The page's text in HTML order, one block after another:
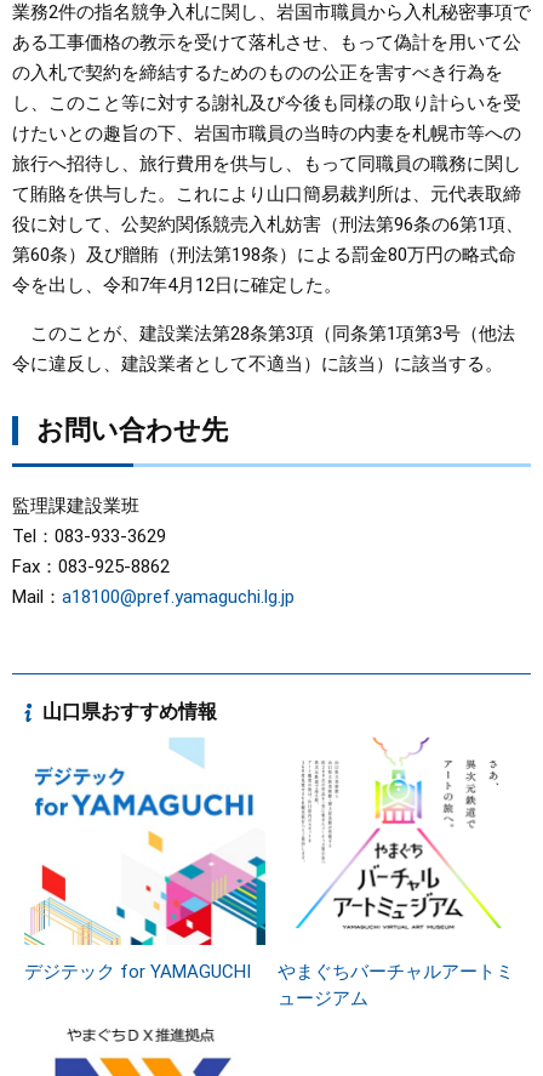
業務2件の指名競争入札に関し、岩国市職員から入札秘密事項で
ある工事価格の教示を受けて落札させ、もって偽計を用いて公
の入札で契約を締結するためのものの公正を害すべき行為を
し、このこと等に対する謝礼及び今後も同様の取り計らいを受
けたいとの趣旨の下、岩国市職員の当時の内妻を札幌市等への
旅行へ招待し、旅行費用を供与し、もって同職員の職務に関し
て賄賂を供与した。これにより山口簡易裁判所は、元代表取締
役に対して、公契約関係競売入札妨害（刑法第96条の6第1項、
第60条）及び贈賄（刑法第198条）による罰金80万円の略式命
令を出し、令和7年4月12日に確定した。
このことが、建設業法第28条第3項（同条第1項第3号（他法
令に違反し、建設業者として不適当）に該当）に該当する。
お問い合わせ先
監理課建設業班
Tel：083-933-3629
Fax：083-925-8862
Mail： a18100@pref.yamaguchi.lg.jp
山口県おすすめ情報
デジテック for YAMAGUCHI
やまぐちバーチャルアートミ
ュージアム